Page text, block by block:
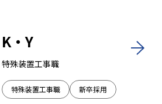
K・Y
特殊装置工事職
特殊装置工事職 新卒採用